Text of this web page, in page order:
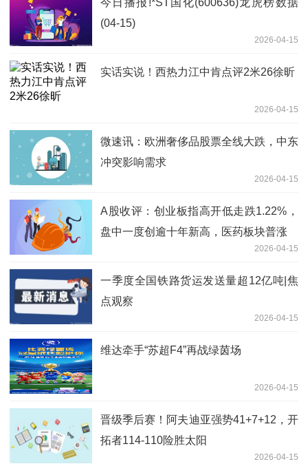
(04-15)
2026-04-15
实话实说！西热力江中肯点评2米26徐昕
2026-04-15
微速讯：欧洲奢侈品股票全线大跌，中东
冲突影响需求
2026-04-15
A股收评：创业板指高开低走跌1.22%，
盘中一度创逾十年新高，医药板块普涨
2026-04-15
一季度全国铁路货运发送量超12亿吨|焦
点观察
2026-04-15
维达牵手“苏超F4”再战绿茵场
2026-04-15
晋级季后赛！阿夫迪亚强势41+7+12，开
拓者114-110险胜太阳
2026-04-15